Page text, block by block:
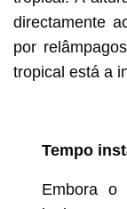
directamente
por
tropical está a
Tempo
Embora o